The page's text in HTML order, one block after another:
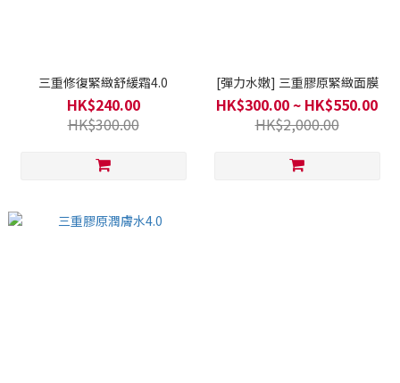
三重修復緊緻舒緩霜4.0
HK$240.00
HK$300.00
[彈力水嫩] 三重膠原緊緻面膜
HK$300.00 ~ HK$550.00
HK$2,000.00